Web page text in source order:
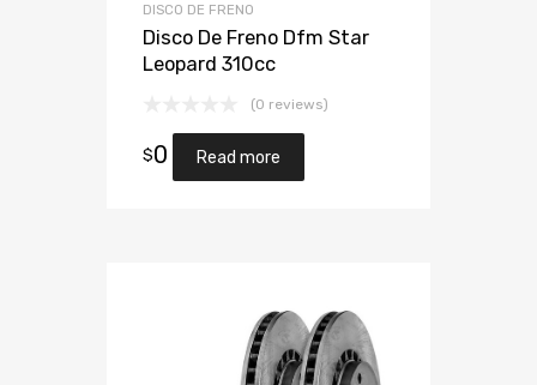
DISCO DE FRENO
Disco De Freno Dfm Star
Leopard 310cc
(0 reviews)
$0 Read more